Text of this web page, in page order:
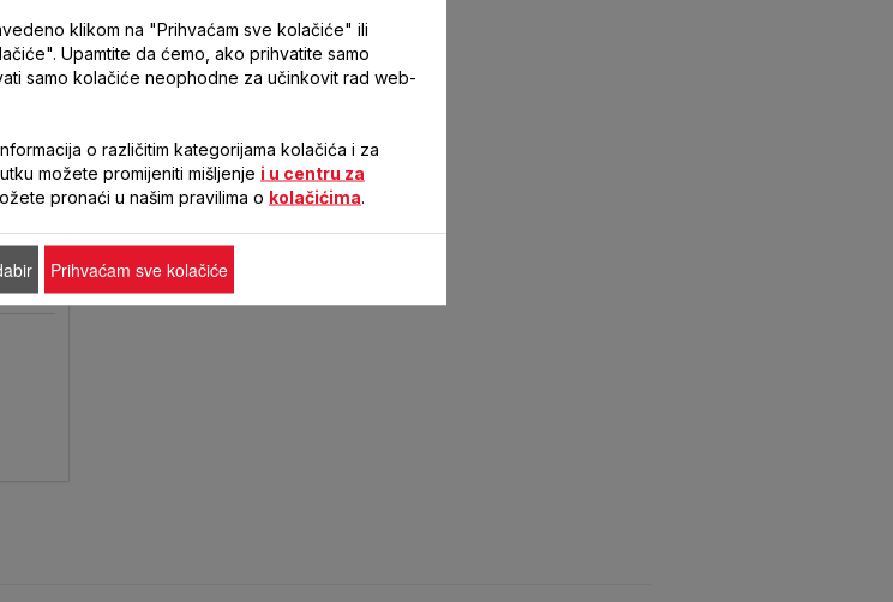
klikom na "Prihvaćam sve kolačiće" ili
Upamtite da ćemo, ako prihvatite samo
samo kolačiće neophodne za učinkovit rad web-
o različitim kategorijama kolačića i za
možete promijeniti mišljenje i u centru za
pronaći u našim pravilima o kolačićima
Prihvaćam sve kolačiće